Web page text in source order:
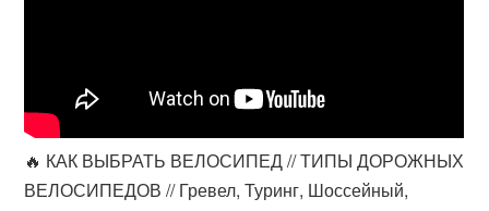
🔥 КАК ВЫБРАТЬ ВЕЛОСИПЕД // ТИПЫ ДОРОЖНЫХ
ВЕЛОСИПЕДОВ // Гревел, Туринг, Шоссейный,